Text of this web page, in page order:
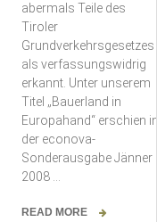
abermals Teile des
Tiroler
Grundverkehrsgesetzes
als verfassungswidrig
erkannt. Unter unserem
Titel „Bauerland in
Europahand“ erschien
der econova-
Sonderausgabe Jänner
2008 …
READ MORE